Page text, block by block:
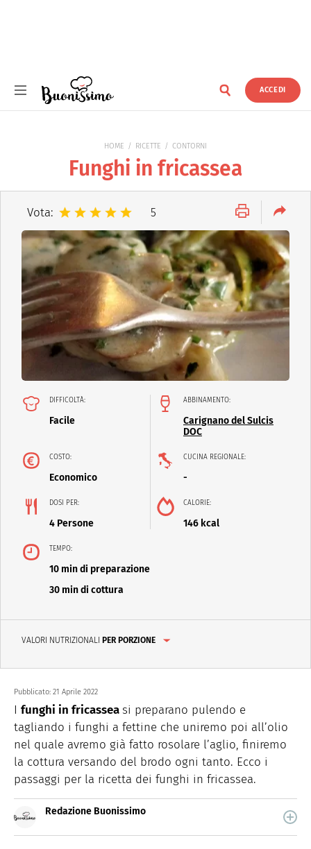
ACCEDI
HOME RICETTE CONTORNI
Funghi in fricassea
Vota: 5
DIFFICOLTÀ:
Facile
ABBINAMENTO:
Carignano del Sulcis
DOC
COSTO:
Economico
CUCINA REGIONALE:
-
DOSI PER:
4 Persone
CALORIE:
146 kcal
TEMPO:
10 min di preparazione
30 min di cottura
VALORI NUTRIZIONALI PER PORZIONE
Pubblicato: 21 Aprile 2022
I funghi in fricasseasi preparano pulendo e
tagliando i funghi a fettine che uniremo poi all’olio
nel quale avremo già fatto rosolare l’aglio, finiremo
la cottura versando del brodo ogni tanto. Ecco i
passaggi per la ricetta dei funghi in fricassea.
Redazione Buonissimo
quale trovi idee veloci, facili e spiegate passo passo.